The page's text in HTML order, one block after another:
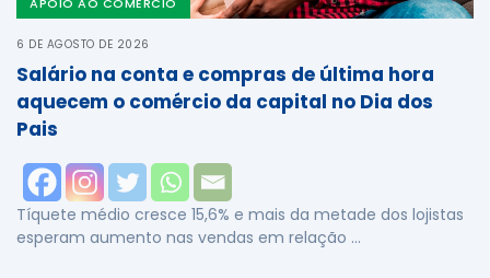
APOIO AO COMÉRCIO
6 DE AGOSTO DE 2026
Salário na conta e compras de última hora
aquecem o comércio da capital no Dia dos
Pais
Tíquete médio cresce 15,6% e mais da metade dos lojistas
esperam aumento nas vendas em relação …